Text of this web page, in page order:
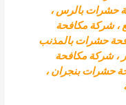
حشرات بالرس،
،شركة مكافحة
حشرات بالمذنب
،شركة مكافحة
حشرات بنجران،